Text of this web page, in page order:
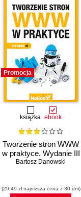
Promocja
książka ebook
Tworzenie stron WWW
w praktyce. Wydanie III
Bartosz Danowski
(29,49 zł najniższa cena z 30 dni)